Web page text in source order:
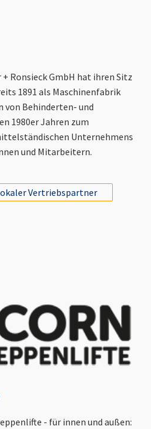
Ronsieck GmbH hat ihren Sitz
1891 als Maschinenfabrik
von Behinderten- und
1980er Jahren zum
Unternehmens
und Mitarbeitern.
Vertriebspartner
- für innen und außen: